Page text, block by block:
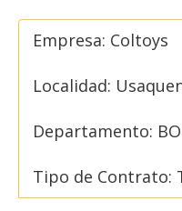
Empresa: Coltoys
Localidad:
Departamento:
Tipo de Contrato: